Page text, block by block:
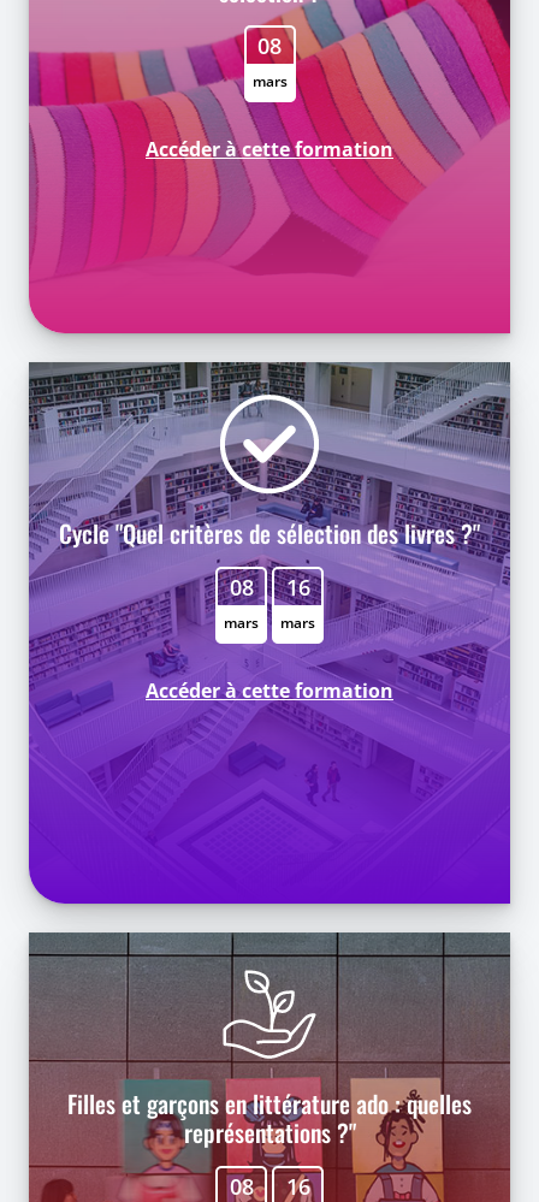
08
mars
Accéder à cette formation
Cycle "Quel critères de sélection des livres ?"
08
mars
16
mars
Accéder à cette formation
Filles et garçons en littérature ado : quelles
représentations ?"
08 16